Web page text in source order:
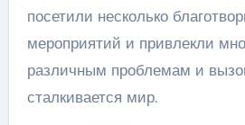
посетили несколько
мероприятий и привлекли
различным проблемам и
сталкивается мир.